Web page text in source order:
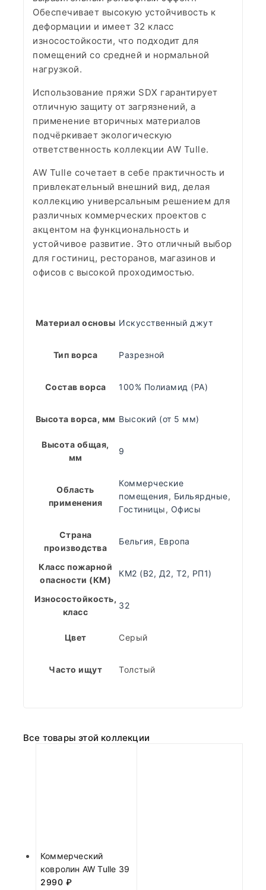
Обеспечивает высокую устойчивость к
деформации и имеет 32 класс
износостойкости, что подходит для
помещений со средней и нормальной
нагрузкой.
Использование пряжи SDX гарантирует
отличную защиту от загрязнений, а
применение вторичных материалов
подчёркивает экологическую
ответственность коллекции AW Tulle.
AW Tulle сочетает в себе практичность и
привлекательный внешний вид, делая
коллекцию универсальным решением для
различных коммерческих проектов с
акцентом на функциональность и
устойчивое развитие. Это отличный выбор
для гостиниц, ресторанов, магазинов и
офисов с высокой проходимостью.
Материал основы Искусственный джут
Тип ворса Разрезной
Состав ворса 100% Полиамид (PA)
Высота ворса, мм Высокий (от 5 мм)
Высота общая,
мм
9
Область
применения
Коммерческие
помещения, Бильярдные,
Гостиницы, Офисы
Страна
производства
Бельгия, Европа
Класс пожарной
опасности (КМ)
КМ2 (В2, Д2, Т2, РП1)
Износостойкость,
класс
32
Цвет Серый
Часто ищут Толстый
Все товары этой коллекции
Коммерческий
ковролин AW Tulle 39
2990 ₽